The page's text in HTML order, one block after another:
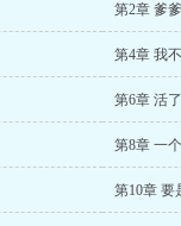
第2章 爹
第4章 我
第6章 活
第8章 一
第10章 要